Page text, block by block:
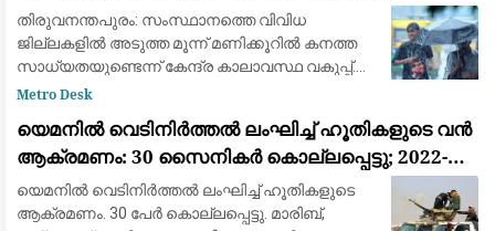
പ്രഖ്യാപിച്ചു
തിരുവനന്തപുരം: സംസ്ഥാനത്തെ വിവിധ
ജില്ലകളിൽ അടുത്ത മൂന്ന് മണിക്കൂറിൽ കനത്ത
സാധ്യതയുണ്ടെന്ന് കേന്ദ്ര കാലാവസ്ഥ വകുപ്പ്.
കോട്ടയം, ആലപ്പുഴ, എറണാകുളം, തൃശൂർ,
അടുത്ത മൂ
Metro Desk
യെമനിൽ വെടിനിർത്തൽ ലംഘിച്ച് ഹൂതികളുടെ വൻ
ആക്രമണം: 30 സൈനികർ കൊല്ലപ്പെട്ടു; 2022-ന്
ശേഷമുള്ള ഏറ്റവും വലിയ ഏറ്റുമുട്ടൽ
യെമനിൽ വെടിനിർത്തൽ ലംഘിച്ച് ഹൂതികളുടെ
ആക്രമണം. 30 പേർ കൊല്ലപ്പെട്ടു. മാരിബ്,